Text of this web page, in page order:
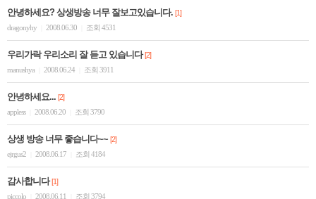
안녕하세요? 상생방송 너무 잘보고있습니다. [1]
dragonyhy
2008.06.30 조회 4531
우리가락 우리소리 잘 듣고 있습니다 [2]
manushya
2008.06.24 조회 3911
안녕하세요... [2]
appless
2008.06.20 조회 3790
상생 방송 너무 좋습니다~~ [2]
ejrgus2
2008.06.17 조회 4184
감사합니다 [1]
piccolo
2008.06.11 조회 3794